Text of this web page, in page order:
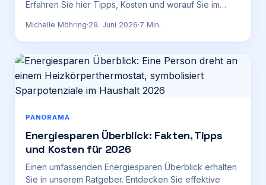
Erfahren Sie hier Tipps, Kosten und worauf Sie im
Michelle Möhring·29. Juni 2026·7 Min.
PANORAMA
Energiesparen Überblick: Fakten, Tipps
und Kosten für 2026
Einen umfassenden Energiesparen Überblick erhalten
Sie in unserem Ratgeber. Entdecken Sie effektive